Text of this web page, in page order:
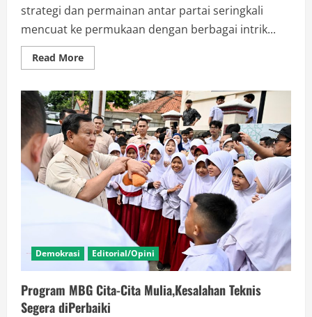
strategi dan permainan antar partai seringkali
mencuat ke permukaan dengan berbagai intrik...
Read MoreRead
more
Anies
Yg
Mampu
Selamatkan
NasDem
dari
Serbuan
Genk
Oslo
Jokowi
Demokrasi Editorial/Opini
Program MBG Cita-Cita Mulia,Kesalahan Teknis
Segera diPerbaiki